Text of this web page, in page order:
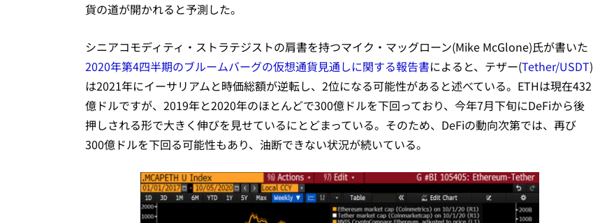
貨の道が開かれると予測した。
シニアコモディティ・ストラテジストの肩書を持つマイク・マッグローン(Mike McGlone)氏が書いた
2020年第4四半期のブルームバーグの仮想通貨見通しに関する報告書によると、テザー(Tether/USDT)
は2021年にイーサリアムと時価総額が逆転し、2位になる可能性があると述べている。ETHは現在432
億ドルですが、2019年と2020年のほとんどで300億ドルを下回っており、今年7月下旬にDeFiから後
押しされる形で大きく伸びを見せているにとどまっている。そのため、DeFiの動向次第では、再び
300億ドルを下回る可能性もあり、油断できない状況が続いている。